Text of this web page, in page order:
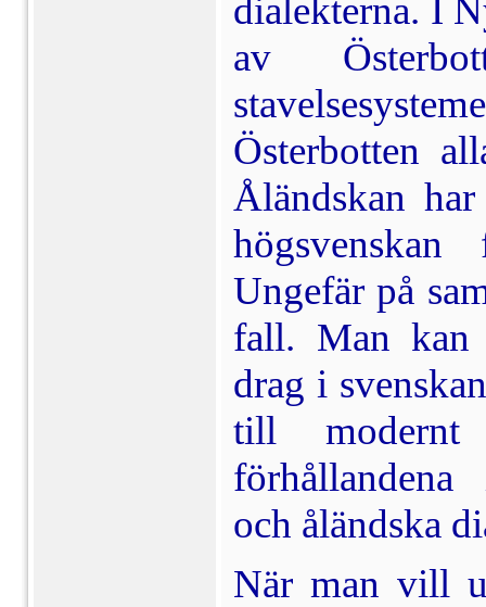
dialekterna. I
av
Österbotten
Åländskan
Ungefär på
fall. Man kan
drag i
till modernt
och åländska
När man vill